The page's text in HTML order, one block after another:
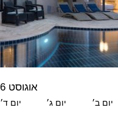
אוגוסט 2026
יום ב׳ יום ג׳ יום ד׳